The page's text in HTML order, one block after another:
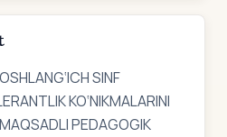
SINF
KO‘NIKMАLАRINI
PEDАGOGIK